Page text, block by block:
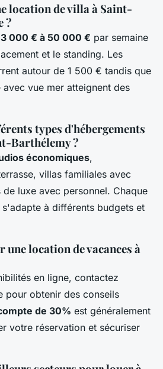
location de villa à Saint-
?
3 000 € à 50 000 € par semaine
et le standing. Les
autour de 1 500 € tandis que
vue mer atteignent des
types d'hébergements
Barthélemy ?
économiques,
villas familiales avec
luxe avec personnel. Chaque
à différents budgets et
location de vacances à
en ligne, contactez
pour obtenir des conseils
de 30% est généralement
votre réservation et sécuriser